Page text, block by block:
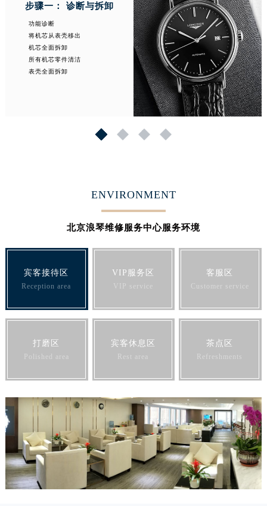
步骤一： 诊断与拆卸
功能诊断
将机芯从表壳移出
机芯全面拆卸
所有机芯零件清洁
表壳全面拆卸
1 2 3 4
ENVIRONMENT
北京浪琴维修服务中心服务环境
宾客接待区
Reception area
VIP服务区
VIP service
客服区
Customer service
打磨区
Polished area
宾客休息区
Rest area
茶点区
Refreshments